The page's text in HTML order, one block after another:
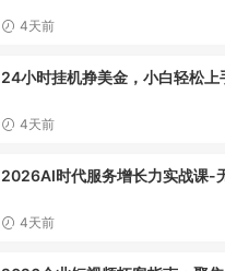
knit-desktop
4天前
24小时挂机挣美金，小白轻松
4天前
2026AI时代服务增长力实战课-
卷实现长效业绩增长
4天前